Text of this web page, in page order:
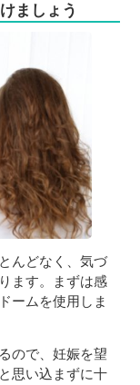
ましょう
んどなく、気づ
ます。まずは感
ームを使用しま
ので、妊娠を望
思い込まずに十